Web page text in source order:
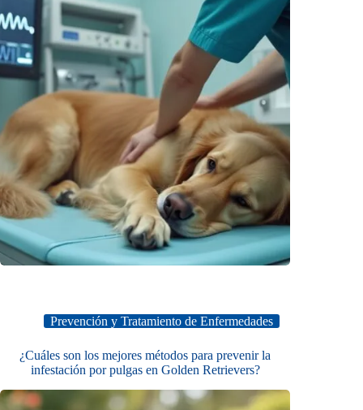
Prevención y Tratamiento de Enfermedades
¿Cuáles son los mejores métodos para prevenir la
infestación por pulgas en Golden Retrievers?